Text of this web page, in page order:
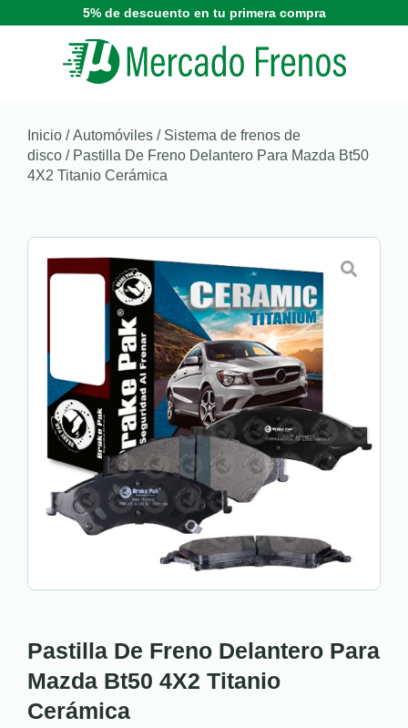
5% de descuento en tu primera compra
Inicio /Automóviles / Sistema de frenos de
disco / Pastilla De Freno Delantero Para Mazda Bt50
4X2 Titanio Cerámica
Pastilla De Freno Delantero Para
Mazda Bt50 4X2 Titanio
Cerámica